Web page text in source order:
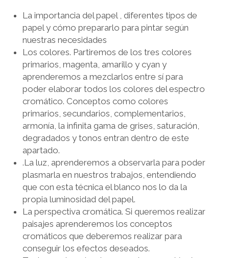
La importancia del papel , diferentes tipos de
papel y cómo prepararlo para pintar según
nuestras necesidades
Los colores. Partiremos de los tres colores
primarios, magenta, amarillo y cyan y
aprenderemos a mezclarlos entre sí para
poder elaborar todos los colores del espectro
cromático. Conceptos como colores
primarios, secundarios, complementarios,
armonía, la infinita gama de grises, saturación,
degradados y tonos entran dentro de este
apartado.
.La luz, aprenderemos a observarla para poder
plasmarla en nuestros trabajos, entendiendo
que con esta técnica el blanco nos lo da la
propia luminosidad del papel.
La perspectiva cromática. Si queremos realizar
paisajes aprenderemos los conceptos
cromáticos que deberemos realizar para
conseguir los efectos deseados.